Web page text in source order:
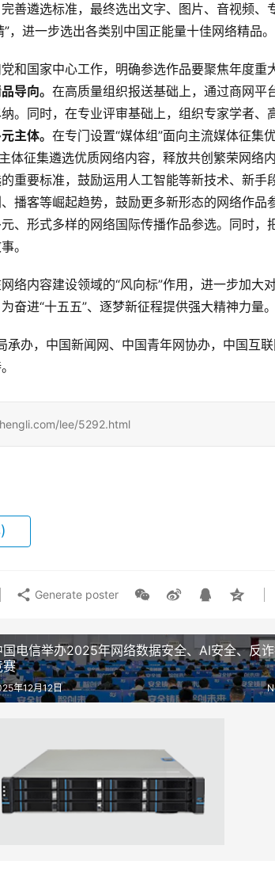
善遴选标准，最终选出文字、图片、音视频、
进一步选出各类别中国正能量十佳网络精品。
和国家中心工作，明确参选作品要聚焦年度重
导向。 在高质量组织报送基础上，通过商网平
。同时，在专业评审基础上，组织专家学者、
主体。 在专门设置“媒体组”面向主流媒体征集
体征集遴选优质网络内容，释放共创繁荣网络
重要标准，鼓励运用人工智能等新技术、新手段
播客等崛起趋势，鼓励更多新形态的网络作品
、形式多样的网络国际传播作品参选。同时，
。
络内容建设领域的“风向标”作用，进一步加大
进“十五五”、逐梦新征程提供强大精神力量。
办，中国新闻网、中国青年网协办，中国互联
lee/5292.html
Generate poster
国电信举办2025年网络数据安全、AI安全、反
赛
年12月12日